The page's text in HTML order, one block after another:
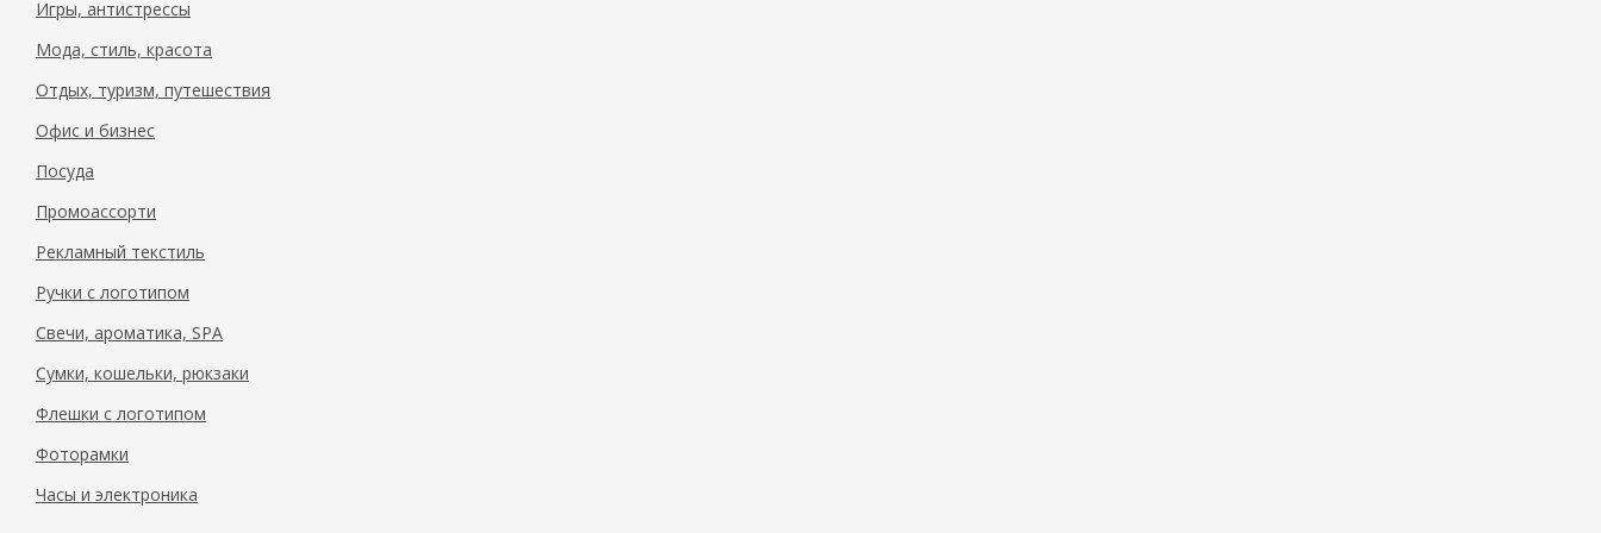
Игры, антистрессы
Мода, стиль, красота
Отдых, туризм, путешествия
Офис и бизнес
Посуда
Промоассорти
Рекламный текстиль
Ручки с логотипом
Свечи, ароматика, SPA
Сумки, кошельки, рюкзаки
Флешки с логотипом
Фоторамки
Часы и электроника